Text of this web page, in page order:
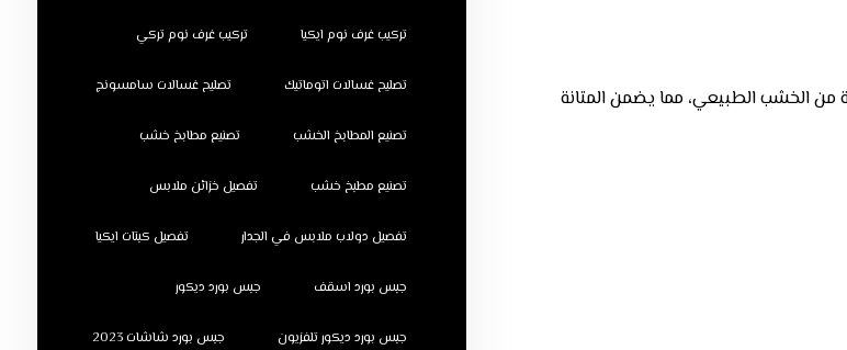
من الخشب الطبيعي، مما يضمن المتانة
تركيب غرف نوم ايكيا تركيب غرف نوم تركي
تصليح غسالات اتوماتيك تصليح غسالات سامسونج
تصنيع المطابخ الخشب تصنيع مطابخ خشب
تصنيع مطبخ خشب تفصيل خزائن ملابس
تفصيل دولاب ملابس في الجدار تفصيل كبتات ايكيا
جبس بورد اسقف جبس بورد ديكور
جبس بورد ديكور تلفزيون جبس بورد شاشات 2023